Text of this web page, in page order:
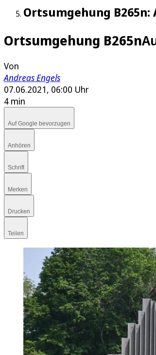
Ortsumgehung
Ortsumgehung B265n
Von
Andreas Engels
07.06.2021, 06:00 Uhr
4 min
Auf Google bevorzugen
Anhören
Schrift
Merken
Drucken
Teilen